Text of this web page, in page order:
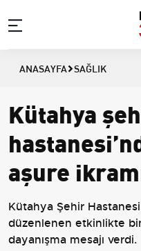
ANASAYFA SAĞLIK
Kütahya
aşure
Kütahya Şehir
düzenlenen etkinlikte
dayanışma mesajı verdi.